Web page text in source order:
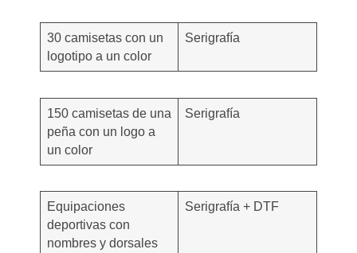
30 camisetas con un
logotipo a un color
Serigrafía
150 camisetas de una
peña con un logo a
un color
Serigrafía
Equipaciones
deportivas con
nombres y dorsales
Serigrafía + DTF